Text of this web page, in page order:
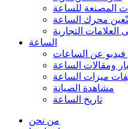
المصنعة للساعة
محرك الساعة
التجارية
الساعة
عن الساعات
ومقالات الساعة
ميزات الساعة
مشاهدة الصيانة
تاريخ الساعة
من نحن